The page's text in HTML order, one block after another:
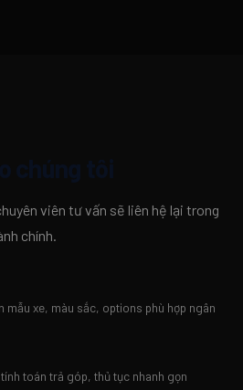
viên tư vấn sẽ liên hệ lại trong
chính.
mẫu xe, màu sắc, options phù hợp ngân
toán trả góp, thủ tục nhanh gọn